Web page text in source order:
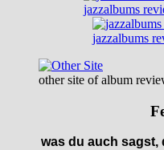
jazzalbums
jazzalbums
other site of album
was du auch sagst,